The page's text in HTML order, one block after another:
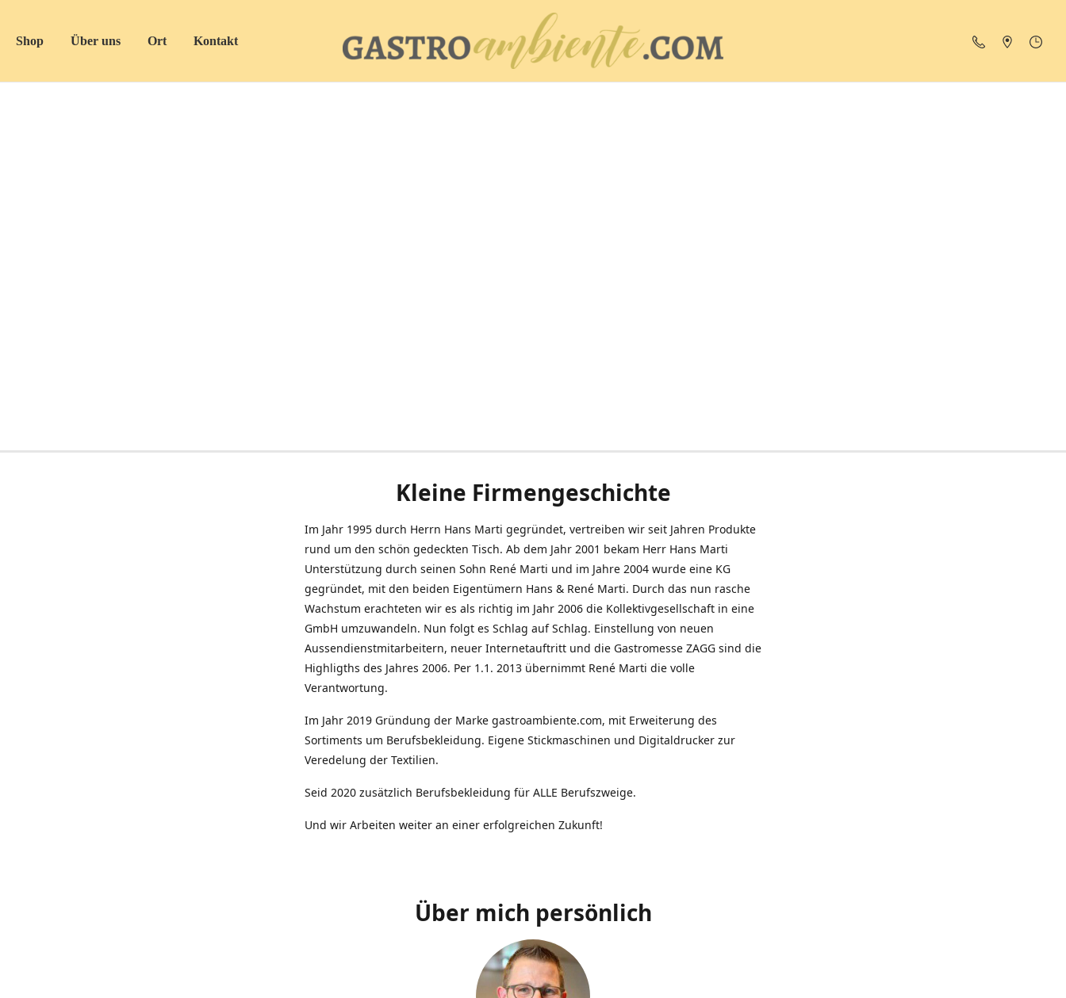
Shop Über uns Ort Kontakt
Kleine Firmengeschichte
Im Jahr 1995 durch Herrn Hans Marti gegründet, vertreiben wir seit Jahren Produkte
rund um den schön gedeckten Tisch. Ab dem Jahr 2001 bekam Herr Hans Marti
Unterstützung durch seinen Sohn René Marti und im Jahre 2004 wurde eine KG
gegründet, mit den beiden Eigentümern Hans & René Marti. Durch das nun rasche
Wachstum erachteten wir es als richtig im Jahr 2006 die Kollektivgesellschaft in eine
GmbH umzuwandeln. Nun folgt es Schlag auf Schlag. Einstellung von neuen
Aussendienstmitarbeitern, neuer Internetauftritt und die Gastromesse ZAGG sind die
Highligths des Jahres 2006. Per 1.1. 2013 übernimmt René Marti die volle
Verantwortung.
Im Jahr 2019 Gründung der Marke gastroambiente.com, mit Erweiterung des
Sortiments um Berufsbekleidung. Eigene Stickmaschinen und Digitaldrucker zur
Veredelung der Textilien.
Seid 2020 zusätzlich Berufsbekleidung für ALLE Berufszweige.
Und wir Arbeiten weiter an einer erfolgreichen Zukunft!
Über mich persönlich